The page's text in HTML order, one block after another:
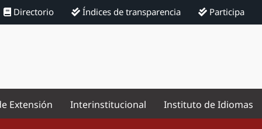
Directorio Índices de transparencia Participa
Extensión Interinstitucional Instituto de Idiomas